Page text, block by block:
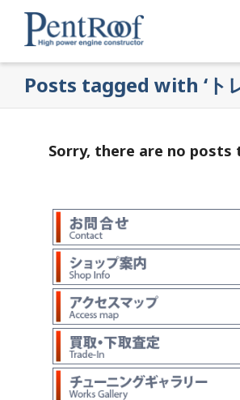
Posts tagged with ‘ト
Sorry, there are no posts